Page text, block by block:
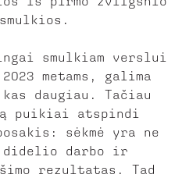
smulkiam verslui
metams, galima
daugiau. Tačiau
puikiai atspindi
sėkmė yra ne
darbo ir
rezultatas. Tad